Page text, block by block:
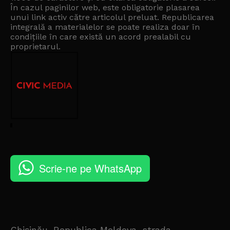
În cazul paginilor web, este obligatorie plasarea
unui link activ către articolul preluat. Republicarea
integrală a materialelor se poate realiza doar în
condițiile în care există un acord prealabil cu
proprietarul.
Scrie-ne pe WhatsApp